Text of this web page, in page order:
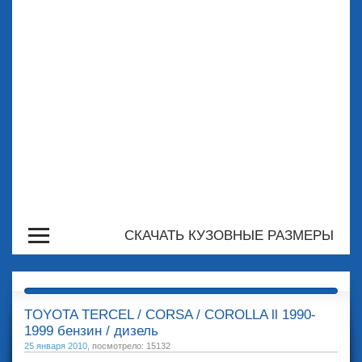
СКАЧАТЬ КУЗОВНЫЕ РАЗМЕРЫ
TOYOTA TERCEL / CORSA / COROLLA ll 1990-
1999 бензин / дизель
25 января 2010 , посмотрело: 15132